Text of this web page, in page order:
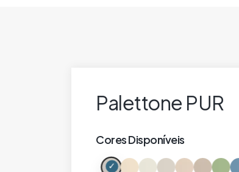
Palettone PUR
Cores Disponíveis